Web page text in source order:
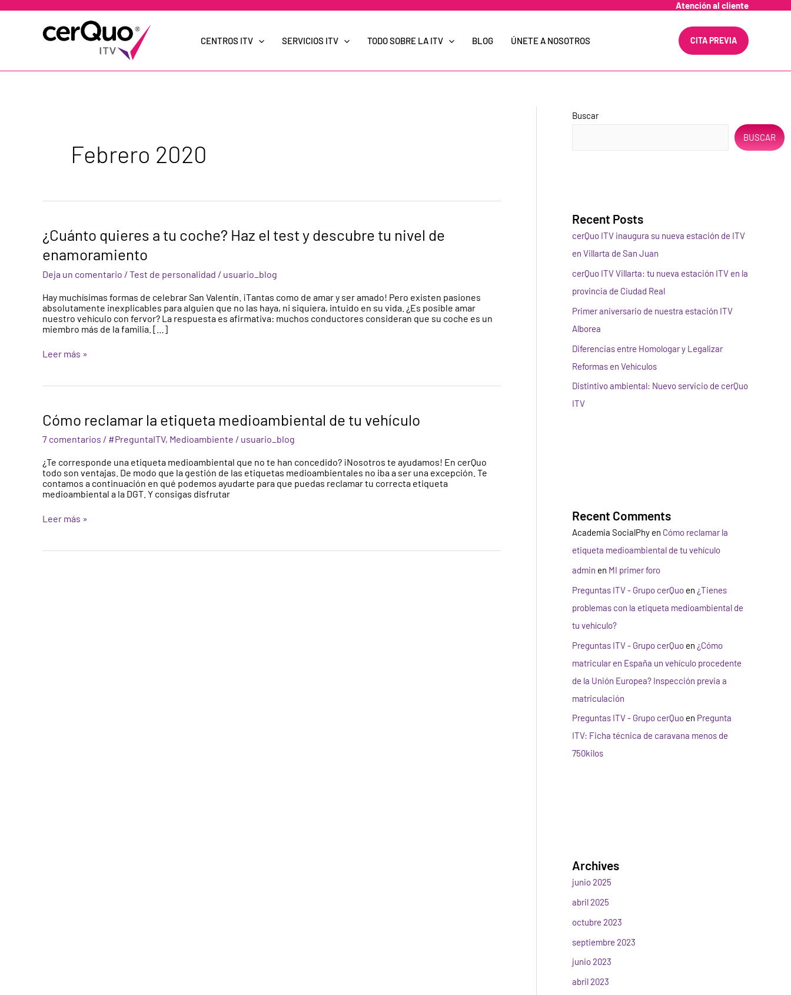
Atención al cliente
CENTROS ITV SERVICIOS ITV TODO SOBRE LA ITV BLOG ÚNETE A NOSOTROS CITA PREVIA
Febrero 2020
¿Cuánto quieres a tu coche? Haz el test y descubre tu nivel de
enamoramiento
Deja un comentario / Test de personalidad / usuario_blog
Hay muchísimas formas de celebrar San Valentín. ¡Tantas como de amar y ser amado! Pero existen pasiones
absolutamente inexplicables para alguien que no las haya, ni siquiera, intuido en su vida. ¿Es posible amar
nuestro vehículo con fervor? La respuesta es afirmativa: muchos conductores consideran que su coche es un
miembro más de la familia. […]
¿Cuánto
quieres
a
tu
coche?
Haz
el
test
y
descubre
tu
de
Leer más »
Cómo reclamar la etiqueta medioambiental de tu vehículo
7 comentarios / #PreguntaITV, Medioambiente / usuario_blog
¿Te corresponde una etiqueta medioambiental que no te han concedido? ¡Nosotros te ayudamos! En cerQuo
todo son ventajas. De modo que la gestión de las etiquetas medioambientales no iba a ser una excepción. Te
contamos a continuación en qué podemos ayudarte para que puedas reclamar tu correcta etiqueta
medioambiental a la DGT. Y consigas disfrutar
Cómo
reclamar
la
etiqueta
de
tu
vehículo
Leer más »
Buscar
BUSCAR
Recent Posts
cerQuo ITV inaugura su nueva estación de ITV
en Villarta de San Juan
cerQuo ITV Villarta: tu nueva estación ITV en la
provincia de Ciudad Real
Primer aniversario de nuestra estación ITV
Alborea
Diferencias entre Homologar y Legalizar
Reformas en Vehículos
Distintivo ambiental: Nuevo servicio de cerQuo
ITV
Recent Comments
Academia SocialPhy en Cómo reclamar la
etiqueta medioambiental de tu vehículo
admin en MI primer foro
Preguntas ITV - Grupo cerQuo en ¿Tienes
problemas con la etiqueta medioambiental de
tu vehículo?
Preguntas ITV - Grupo cerQuo en ¿Cómo
matricular en España un vehículo procedente
de la Unión Europea? Inspección previa a
matriculación
Preguntas ITV - Grupo cerQuo en Pregunta
ITV: Ficha técnica de caravana menos de
750kilos
Archives
junio 2025
abril 2025
octubre 2023
septiembre 2023
junio 2023
abril 2023